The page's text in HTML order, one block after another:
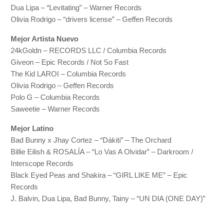
Dua Lipa – “Levitating” – Warner Records
Olivia Rodrigo – “drivers license” – Geffen Records
Mejor Artista Nuevo
24kGoldn – RECORDS LLC / Columbia Records
Giveon – Epic Records / Not So Fast
The Kid LAROI – Columbia Records
Olivia Rodrigo – Geffen Records
Polo G – Columbia Records
Saweetie – Warner Records
Mejor Latino
Bad Bunny x Jhay Cortez – “Dákiti” – The Orchard
Billie Eilish & ROSALÍA – “Lo Vas A Olvidar” – Darkroom /
Interscope Records
Black Eyed Peas and Shakira – “GIRL LIKE ME” – Epic
Records
J. Balvin, Dua Lipa, Bad Bunny, Tainy – “UN DIA (ONE DAY)”